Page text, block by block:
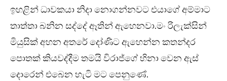
ඉහළින් ධාවකයා නිදා නොගන්නවට එයාගේ අම්මාට
තාත්තා බනින සද්දේ ඈතින් ඇහෙනවා.මං රිලැක්සින්
මියුසික් අහන අතරේ දෝණිට ඇහෙන්න කතන්දර
පොතක් කියවද්දීම තමයි විරාජ්ගේ හිනා වෙන ඇස්
දොරෙන් එබෙන හැටි මට පෙනුණේ.